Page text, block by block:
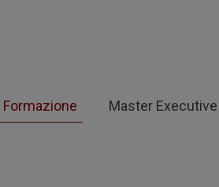
Formazione Master Executive